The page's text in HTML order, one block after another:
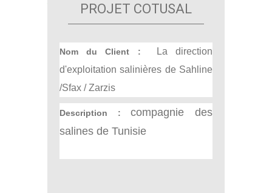
PROJET COTUSAL
Nom du Client :
La direction
d'exploitation salinières de Sahline
/Sfax / Zarzis
Description :
compagnie des
salines de Tunisie